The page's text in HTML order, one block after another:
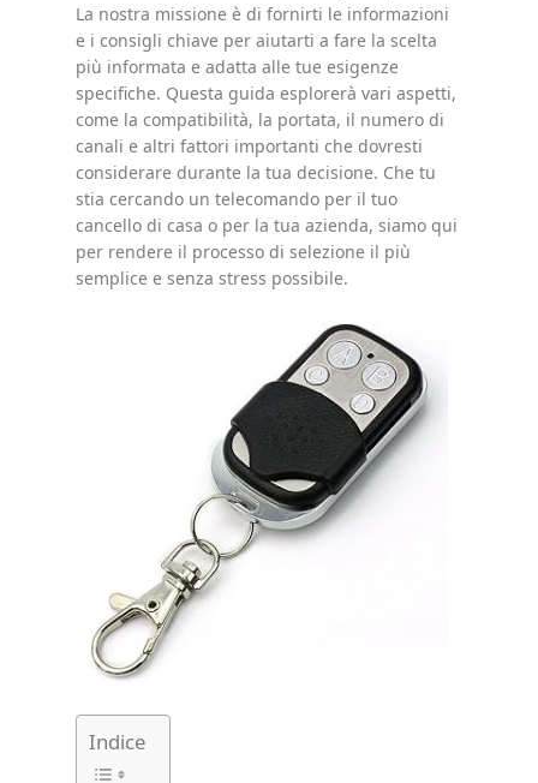
La nostra missione è di fornirti le informazioni
e i consigli chiave per aiutarti a fare la scelta
più informata e adatta alle tue esigenze
specifiche. Questa guida esplorerà vari aspetti,
come la compatibilità, la portata, il numero di
canali e altri fattori importanti che dovresti
considerare durante la tua decisione. Che tu
stia cercando un telecomando per il tuo
cancello di casa o per la tua azienda, siamo qui
per rendere il processo di selezione il più
semplice e senza stress possibile.
Indice